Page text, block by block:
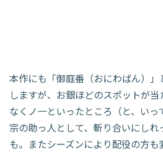
本作にも「御庭番（おにわばん）
しますが、お銀ほどのスポットが
なくノ一といったところ（と、いっ
宗の助っ人として、斬り合いにしれ
も。またシーズンにより配役の方も